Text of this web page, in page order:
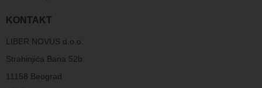
KONTAKT
LIBER NOVUS d.o.o.
Strahinjića Bana 52b
11158 Beograd